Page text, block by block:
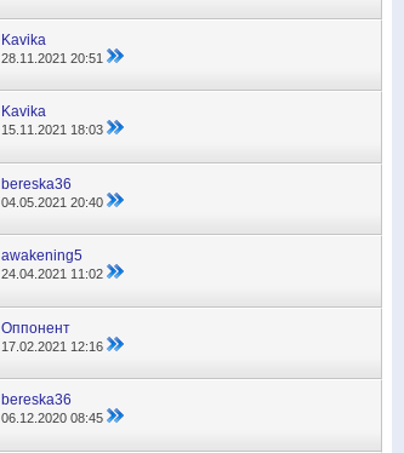
Kavika
28.11.202120:51
Kavika
15.11.2021 18:03
bereska36
04.05.202120:40
awakening5
24.04.2021 11:02
Оппонент
17.02.2021 12:16
bereska36
06.12.202008:45